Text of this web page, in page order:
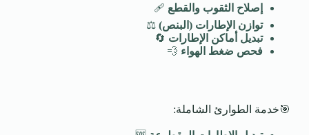
إصلاح الثقوب والقطع 🩹
توازن الإطارات (البنص)⚖️
تبديل أماكن الإطارات 🔄
فحص ضغط الهواء 💨
🎯خدمة الطوارئ الشاملة: